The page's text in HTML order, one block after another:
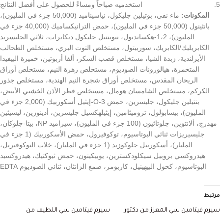
استخدميه صباحاً ومساءً للحصول على أفضل النتائج
المكونات:
ماء نقي، بوتيلين جليكول، نياسيناميد (50,000 جزء في المليون)،
بانثينول (50,000 جزء في المليون)، حمض الترانيكساميك (40,000 جزء في
المليون)، 1،2-هكسانديول، نيوبنتيل جليكول ديكابرات، ثلاثي الجليسريد
الكابريليك/الكابريك، سوربيتول، مستخلص التوت البري، مستخلص الطحالب
الأيرلندية، زبدة الشيا، مستخلص قصب السكر، ألفا أربوتين، خميرة البيفيدا
المتخمرة، هيالورونات الصوديوم، مستخلص زهرة النيم، مستخلص أوراق
الريحان المقدس، مستخلص أوراق شجرة النيم الهندية، مستخلص جذور
الكركم، مستخلص الشامسان هومال، مستخلص فطر الأذن الخشبي الأبيض،
بنتيلين جليكول، جليسرين، حمض 3-O-إيثيل أسكوربيك (2,000 جزء في
المليون)، بيسابولول، تروميثامين، إيثيلهكسيل جليسرين، أدينوزين، ليسيثين
مهدرج، ألانتوين، جلوتاثيون (100 جزء في المليون)، سيراميد NP، بيتا-جلوكان،
جليسيريزات ثنائي البوتاسيوم، توكوفيرول، حمض الأسكوربيك (1 جزء في
المليار)، أسكوربيل جلوكوزيد (1 جزء في المليار)، خلات التوكوفيريل،
هيدروكسي بروبيل سيكلودكسترين، يوبيكينون، حمض ثيوكتيك، هيدروكسيد
البوتاسيوم، كحول البيهينيل، كاربومر، صمغ الزانثان، ثنائي الصوديوم EDTA
مرتبط
سيرم فيتامين سي المعزز من دكتور
سيرم فيتامين سي اللطيف من